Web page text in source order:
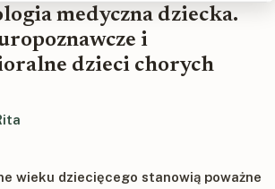
medyczna dziecka.
i
dzieci chorych
wieku dziecięcego stanowią poważne